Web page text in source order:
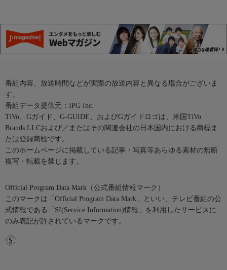
番組内容、放送時間などが実際の放送内容と異なる場合がございま
す。
番組データ提供元：IPG Inc.
TiVo、Gガイド、G-GUIDE、およびGガイドロゴは、米国TiVo
Brands LLCおよび／またはその関連会社の日本国内における商標ま
たは登録商標です。
このホームページに掲載している記事・写真等あらゆる素材の無断
複写・転載を禁じます。
Official Program Data Mark（公式番組情報マーク）
このマークは「Official Program Data Mark」といい、テレビ番組の公
式情報である「SI(Service Information)情報」を利用したサービスに
のみ表記が許されているマークです。